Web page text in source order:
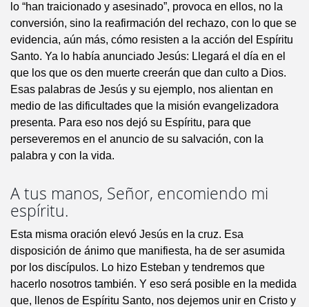
lo “han traicionado y asesinado”, provoca en ellos, no la
conversión, sino la reafirmación del rechazo, con lo que se
evidencia, aún más, cómo resisten a la acción del Espíritu
Santo. Ya lo había anunciado Jesús: Llegará el día en el
que los que os den muerte creerán que dan culto a Dios.
Esas palabras de Jesús y su ejemplo, nos alientan en
medio de las dificultades que la misión evangelizadora
presenta. Para eso nos dejó su Espíritu, para que
perseveremos en el anuncio de su salvación, con la
palabra y con la vida.
A tus manos, Señor, encomiendo mi
espíritu.
Esta misma oración elevó Jesús en la cruz. Esa
disposición de ánimo que manifiesta, ha de ser asumida
por los discípulos. Lo hizo Esteban y tendremos que
hacerlo nosotros también. Y eso será posible en la medida
que, llenos de Espíritu Santo, nos dejemos unir en Cristo y